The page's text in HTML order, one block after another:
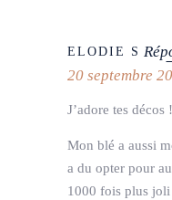
ELODIE S
20 septembre
J’adore tes décos
Mon blé a aussi
a du opter pour
1000 fois plus